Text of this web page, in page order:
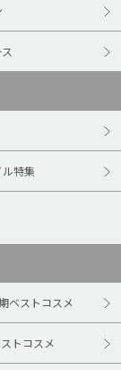
特集
ベストコスメ
トコスメ